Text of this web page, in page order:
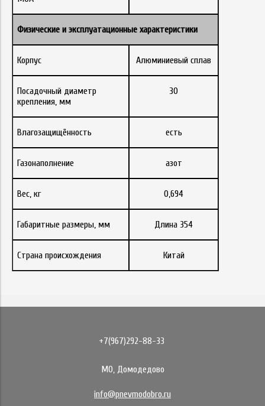
Физические и эксплуатационные характеристики
Корпус Алюминиевый сплав
Посадочный диаметр
крепления, мм
30
Влагозащищённость есть
Газонаполнение азот
Вес, кг 0,694
Габаритные размеры, мм Длина 354
Страна происхождения Китай
+7(967)292-88-33
МО, Домодедово
info@pnevmodobro.ru